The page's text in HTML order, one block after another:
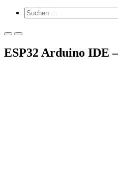
Such-
Formular
Suchen
nach:
Primäres
für
Primäres
für
ESP32 Arduino IDE